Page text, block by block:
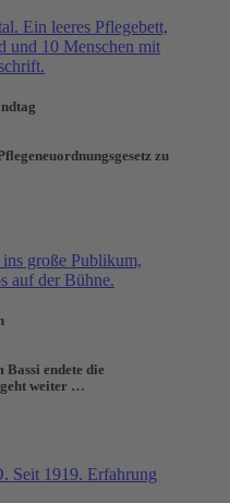
zu
endete die
geht weiter …